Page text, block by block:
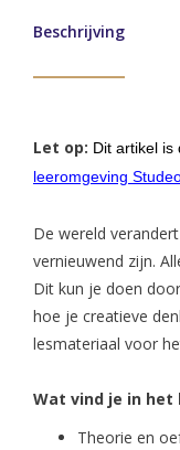
Beschrijving
Let op: Dit artikel is
leeromgeving
De wereld
vernieuwend zijn.
Dit kun je doen
hoe je creatieve
lesmateriaal voor
Wat vind je in het
Theorie en